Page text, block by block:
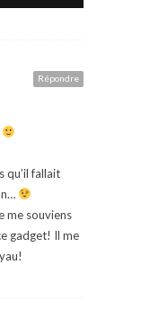
Répondre
qu’il fallait
me souviens
gadget! Il me